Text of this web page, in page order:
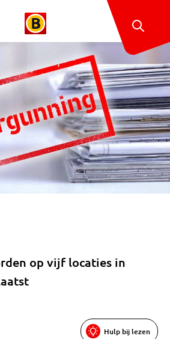
op vijf locaties in
Hulp bij lezen